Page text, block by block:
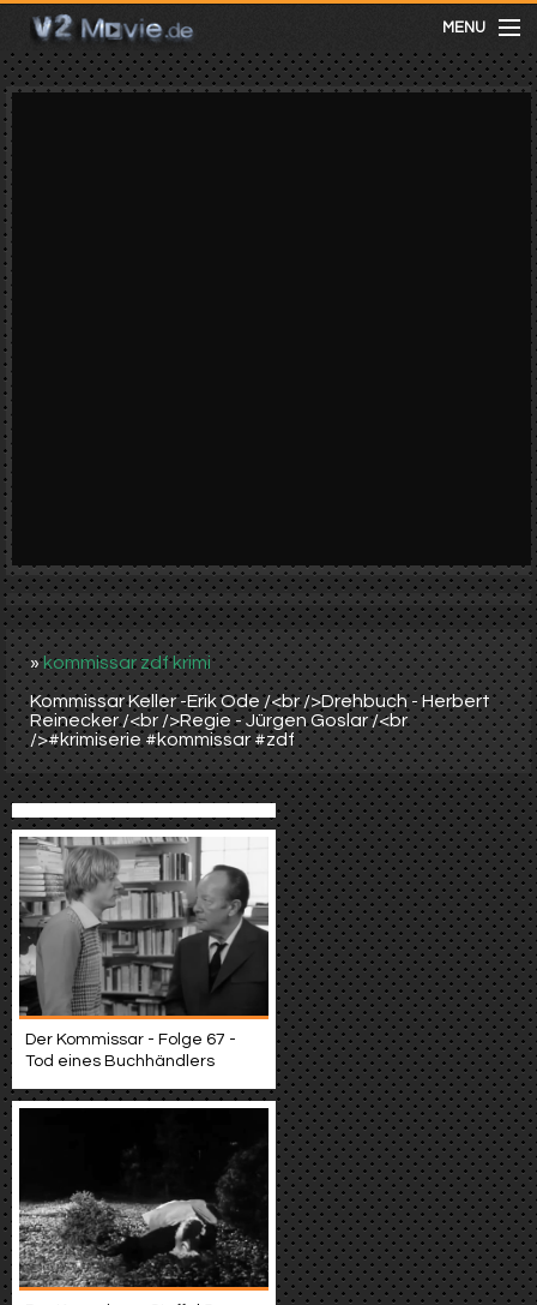
MENU
meist gesehen
Video suchen
»kommissar zdf krimi
Kommissar Keller -Erik Ode /<br />Drehbuch - Herbert
Reinecker /<br />Regie - Jürgen Goslar /<br
/>#krimiserie #kommissar #zdf
Der Kommissar - Folge 67 -
Tod eines Buchhändlers